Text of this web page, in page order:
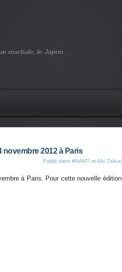
martiale, le Japon...
novembre 2012 à Paris
Publié dans #NAMT et Aïki Taïkaï
à Paris. Pour cette nouvelle édition